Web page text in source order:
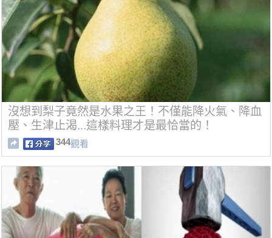
沒想到梨子竟然是水果之王！不僅能降火氣、降血
壓、生津止渴...這樣料理才是最恰當的！
344觀看